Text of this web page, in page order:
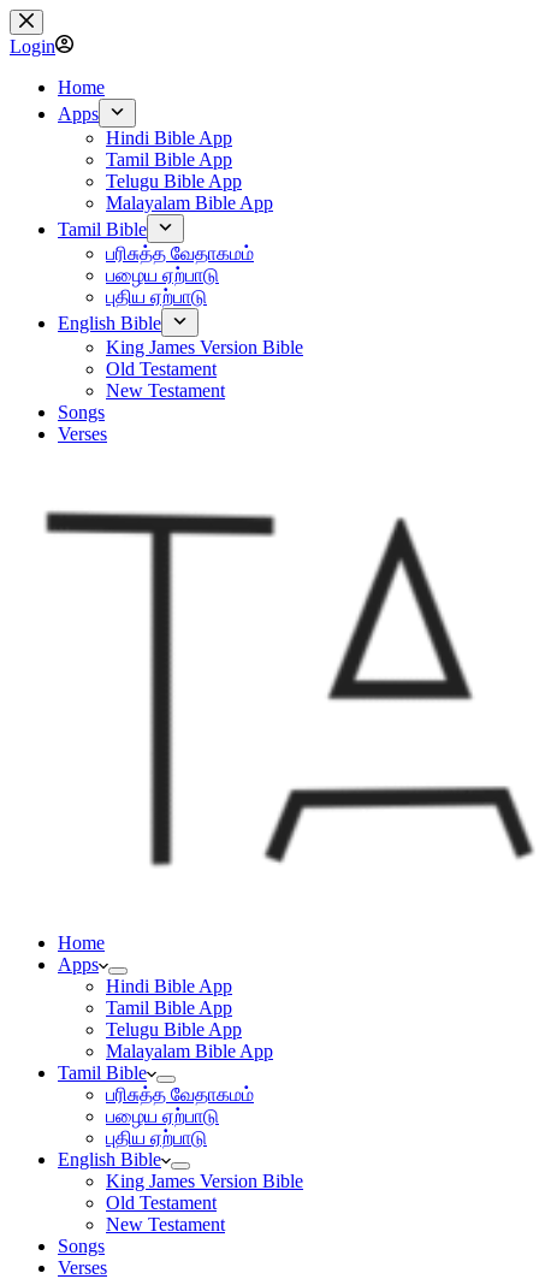
Skip
to
content
Login
Home
Apps
Hindi Bible App
Tamil Bible App
Telugu Bible App
Malayalam Bible App
Tamil Bible
பரிசுத்த வேதாகமம்
பழைய ஏற்பாடு
புதிய ஏற்பாடு
English Bible
King James Version Bible
Old Testament
New Testament
Songs
Verses
Home
Apps
Hindi Bible App
Tamil Bible App
Telugu Bible App
Malayalam Bible App
Tamil Bible
பரிசுத்த வேதாகமம்
பழைய ஏற்பாடு
புதிய ஏற்பாடு
English Bible
King James Version Bible
Old Testament
New Testament
Songs
Verses